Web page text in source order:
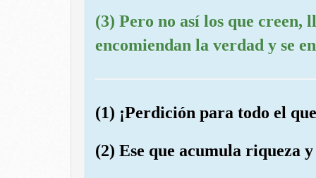
(3) Pero no así los que creen,
encomiendan la verdad y se
(1) ¡Perdición para todo el
(2) Ese que acumula riqueza